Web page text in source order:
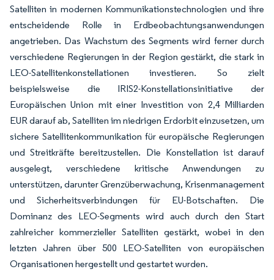
Satelliten in modernen Kommunikationstechnologien und ihre
entscheidende Rolle in Erdbeobachtungsanwendungen
angetrieben. Das Wachstum des Segments wird ferner durch
verschiedene Regierungen in der Region gestärkt, die stark in
LEO-Satellitenkonstellationen investieren. So zielt
beispielsweise die IRIS2-Konstellationsinitiative der
Europäischen Union mit einer Investition von 2,4 Milliarden
EUR darauf ab, Satelliten im niedrigen Erdorbit einzusetzen, um
sichere Satellitenkommunikation für europäische Regierungen
und Streitkräfte bereitzustellen. Die Konstellation ist darauf
ausgelegt, verschiedene kritische Anwendungen zu
unterstützen, darunter Grenzüberwachung, Krisenmanagement
und Sicherheitsverbindungen für EU-Botschaften. Die
Dominanz des LEO-Segments wird auch durch den Start
zahlreicher kommerzieller Satelliten gestärkt, wobei in den
letzten Jahren über 500 LEO-Satelliten von europäischen
Organisationen hergestellt und gestartet wurden.